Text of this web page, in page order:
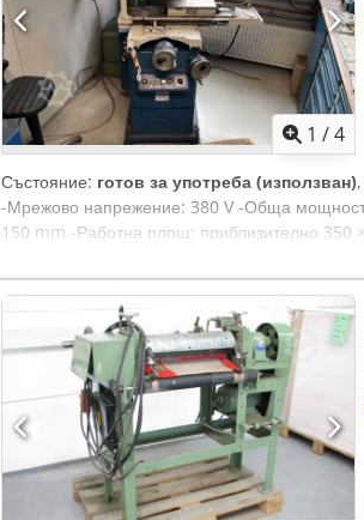
1 /4
Състояние: готов за употреба (използван)
-Мрежово напрежение: 380 V -Обща
150 mm -Работна площ: приблизително
шлифоване: приблизително 350 mm -
детайла: приблизително 150 mm -Размери
-Скорост на въртене на шлифовъчния
дължина: ръчна -Настройка на масата по
захватна плоча: постоянен магнит -
-Система за изсмукване Размери: ДхШхВ 1,1